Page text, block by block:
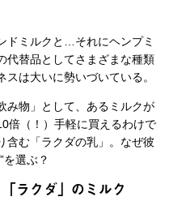
ドミルクと…それにヘンプミ
代替品としてさまざまな種類
は大いに勢いづいている。
み物」として、あるミルクが
倍（！）手軽に買えるわけで
含む「ラクダの乳」。なぜ彼
を選ぶ？
ラクダ」のミルク